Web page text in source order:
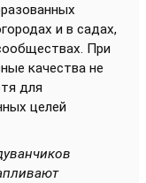
и в садах,
При
качества не
для
целей